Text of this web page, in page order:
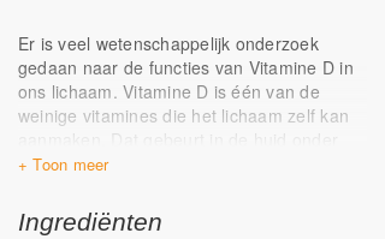
Er is veel wetenschappelijk onderzoek
gedaan naar de functies van Vitamine D in
ons lichaam. Vitamine D is één van de
weinige vitamines die het lichaam zelf kan
aanmaken. Dat gebeurt in de huid onder
invloed van zonlicht. Aangezien de zon in
onvoldoende kracht heeft voor de aanmaak
Ingrediënten